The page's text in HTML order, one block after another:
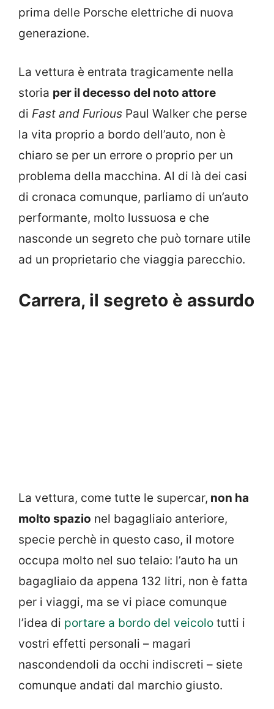
prima delle Porsche elettriche di nuova
generazione.
La vettura è entrata tragicamente nella
storia per il decesso del noto attore
di Fast and Furious Paul Walker che perse
la vita proprio a bordo dell’auto, non è
chiaro se per un errore o proprio per un
problema della macchina. Al di là dei casi
di cronaca comunque, parliamo di un’auto
performante, molto lussuosa e che
nasconde un segreto che può tornare utile
ad un proprietario che viaggia parecchio.
Carrera, il segreto è assurdo
La vettura, come tutte le supercar, non ha
molto spazio nel bagagliaio anteriore,
specie perchè in questo caso, il motore
occupa molto nel suo telaio: l’auto ha un
bagagliaio da appena 132 litri, non è fatta
per i viaggi, ma se vi piace comunque
l’idea di portare a bordo del veicolo tutti i
vostri effetti personali – magari
nascondendoli da occhi indiscreti – siete
comunque andati dal marchio giusto.